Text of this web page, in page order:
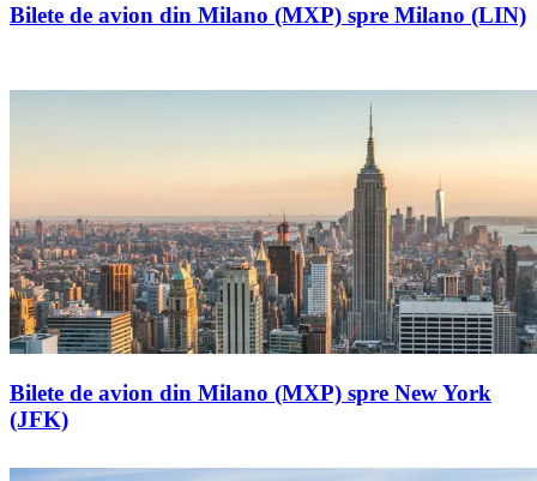
Bilete de avion din Milano (MXP) spre Milano (LIN)
Bilete de avion din Milano (MXP) spre New York
(JFK)